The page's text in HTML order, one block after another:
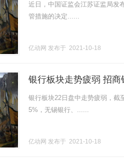
近日，中国证监会江苏证监局发
管措施的决定......
亿动网 发布于 2021-10-18
银行板块走势疲弱 招
银行板块22日盘中走势疲弱，截
5%，无锡银行、......
亿动网 发布于 2021-10-18